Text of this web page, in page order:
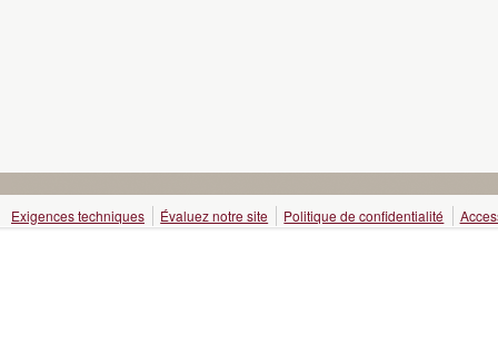
Exigences techniques Évaluez notre site Politique de confidentialité